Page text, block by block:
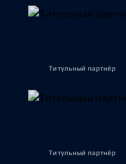
Титульный партнёр
Титульный партнёр